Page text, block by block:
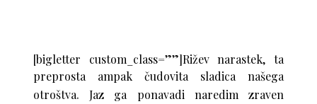
[bigletter custom_class=””]Rižev narastek, ta
preprosta ampak čudovita sladica našega
otroštva. Jaz ga ponavadi naredim zraven